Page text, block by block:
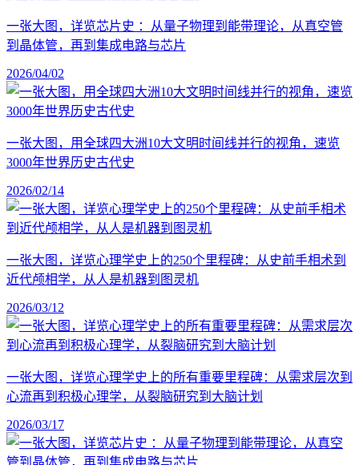
一张大图，详览芯片史 ：从量子物理到能带理论，从真空管
到晶体管，再到集成电路与芯片
2026/04/02
一张大图，用全球四大洲10大文明时间线并行的视角，速览
3000年世界历史古代史
2026/02/14
一张大图，详览心理学史上的250个里程碑：从史前手相术到
近代颅相学，从人是机器到图灵机
2026/03/12
一张大图，详览心理学史上的所有重要里程碑：从需求层次到
心流再到积极心理学，从裂脑研究到大脑计划
2026/03/17